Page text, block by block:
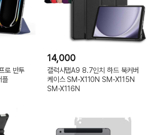
로 반투
플
14,000
갤럭시탭A9 8.7인치 하드 북커버
케이스 SM-X110N SM-X115N
SM-X116N